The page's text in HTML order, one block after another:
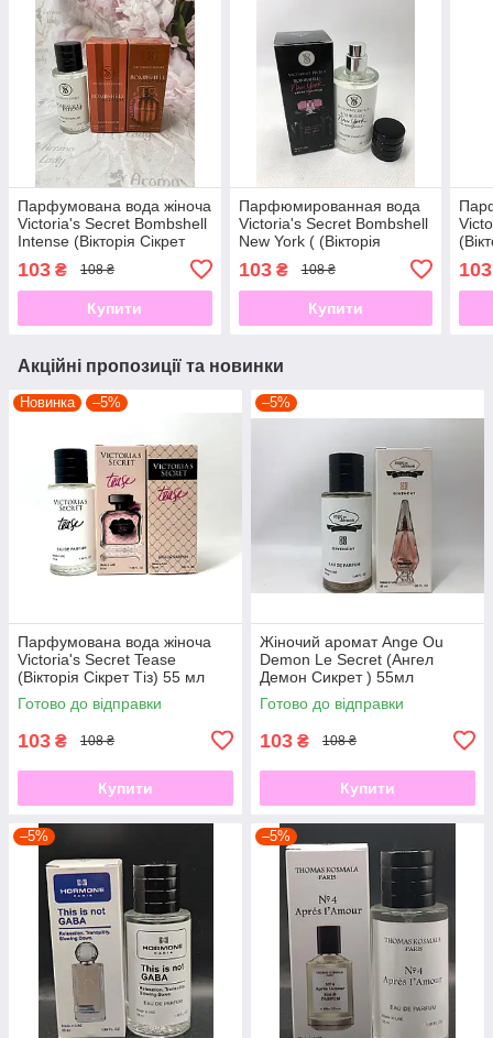
Парфумована вода жіноча
Victoria's Secret Bombshell
Intense (Вікторія Сікрет
Бомбшелл Інтенс) 55 мл
103 ₴ 108 ₴
Купити
Парфюмированная вода
Victoria's Secret Bombshell
New York ( (Вікторія
Йорк) 55мл
103₴ 108 ₴
Купити
103
Акційні пропозиції та новинки
Новинка –5%
Парфумована вода жіноча
Victoria's Secret Tease
(Вікторія Сікрет Тіз) 55 мл
Готово до відправки
103 ₴ 108 ₴
Купити
–5%
Жіночий аромат Ange Ou
Demon Le Secret (Ангел
Демон Сикрет ) 55мл
Готово до відправки
103 ₴ 108 ₴
Купити
–5% –5%